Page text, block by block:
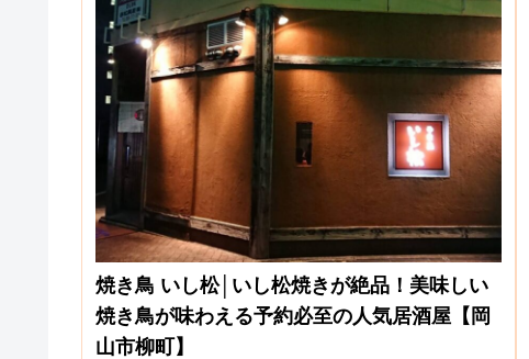
焼き鳥 いし松│いし松焼きが絶品！美味しい
焼き鳥が味わえる予約必至の人気居酒屋【岡
山市柳町】